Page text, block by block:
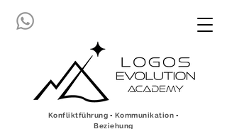
Konfliktführung ▪ Kommunikation ▪
Beziehung